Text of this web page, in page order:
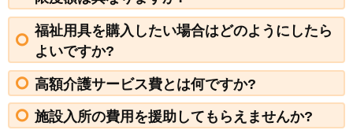
福祉用具を購入したい場合はどのようにしたら
よいですか?
高額介護サービス費とは何ですか?
施設入所の費用を援助してもらえませんか?